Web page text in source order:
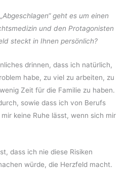
geht es um einen
und den Protagonisten
steckt in Ihnen persönlich?
drinnen, dass ich natürlich,
habe, zu viel zu arbeiten, zu
Zeit für die Familie zu haben.
sowie dass ich von Berufs
keine Ruhe lässt, wenn sich mir
dass ich nie diese Risiken
würde, die Herzfeld macht.